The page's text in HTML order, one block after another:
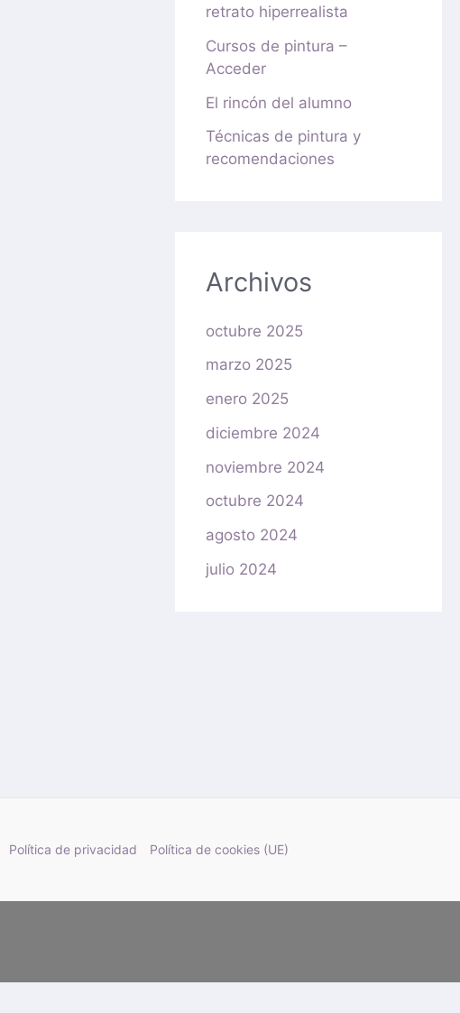
retrato hiperrealista
Cursos de pintura –
Acceder
El rincón del alumno
Técnicas de pintura y
recomendaciones
Archivos
octubre 2025
marzo 2025
enero 2025
diciembre 2024
noviembre 2024
octubre 2024
agosto 2024
julio 2024
Política de privacidad Política de cookies (UE)